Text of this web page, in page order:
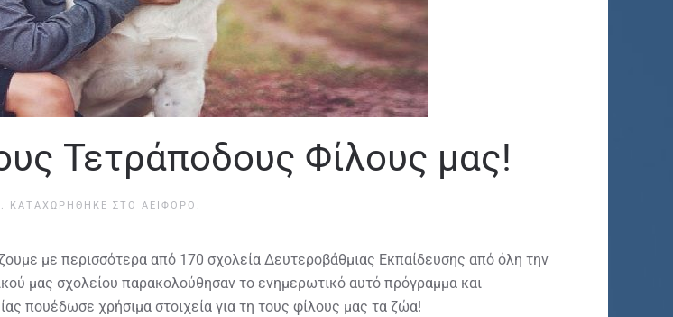
Τετράποδους Φίλους μας!
. ΚΑΤΑΧΩΡΉΘΗΚΕ ΣΤΟ ΑΕΙΦΌΡΟ .
με περισσότερα από 170 σχολεία Δευτεροβάθμιας Εκπαίδευσης από όλη την
μας σχολείου παρακολούθησαν το ενημερωτικό αυτό πρόγραμμα και
πουέδωσε χρήσιμα στοιχεία για τη τους φίλους μας τα ζώα!